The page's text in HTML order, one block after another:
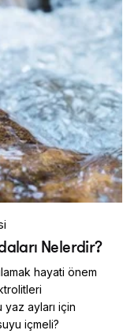
Nelerdir?
hayati önem
ayları için
içmeli?